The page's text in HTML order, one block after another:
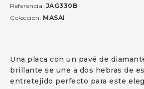
Una placa con un pavé de
brillante se une a dos hebras de
entretejido perfecto para este
Referencia: JAG330B
Colección: MASAI